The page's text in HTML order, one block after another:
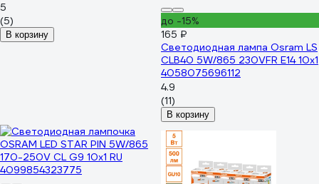
5
(5)
В корзину
до -15%
165 ₽
Светодиодная лампа Osram LS
CLB40 5W/865 230VFR E14 10x1
4058075696112
4.9
(11)
В корзину